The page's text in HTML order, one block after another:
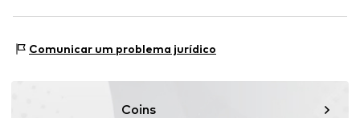
consumo). A utilização de materiais reciclados pode
desperdício e preservar os recursos naturais.
Comunicar um problema jurídico
Coins